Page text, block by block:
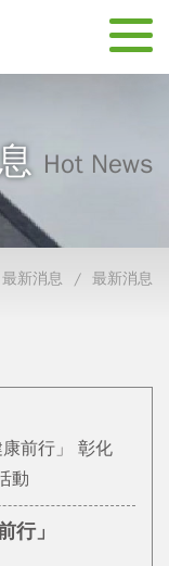
Hot News
最新消息 最新消息
前行」 彰化
動
行」